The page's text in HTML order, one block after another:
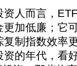
而言，ETF
更加低廉；它
复制指数效率
资的年代，看